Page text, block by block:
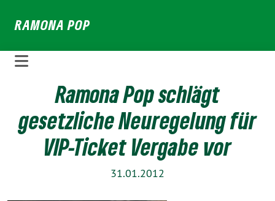
zumRAMONA POP
Ramona Pop schlägt
gesetzliche Neuregelung für
VIP-Ticket Vergabe vor
31.01.2012